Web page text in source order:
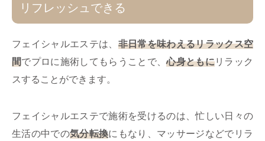
リフレッシュできる
フェイシャルエステは、 非日常を味わえるリラックス空
間でプロに施術してもらうことで、心身ともにリラック
スすることができます。
フェイシャルエステで施術を受けるのは、忙しい日々の
生活の中での気分転換にもなり、マッサージなどでリラ